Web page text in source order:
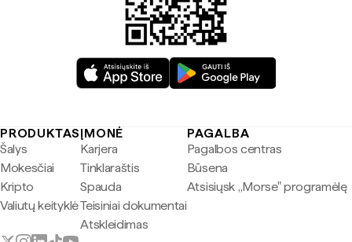
PRODUKTAS
Šalys
Mokesčiai
Kripto
Valiutų keityklė
ĮMONĖ
Karjera
Tinklaraštis
Spauda
Teisiniai dokumentai
Atskleidimas
PAGALBA
Pagalbos centras
Būsena
Atsisiųsk „Morse" programėlę